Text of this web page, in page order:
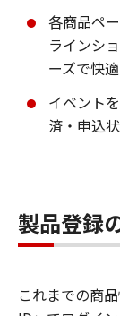
各商品ペ
ラインシ
ーズで快
イベント
済・申込
製品登録
これまでの商